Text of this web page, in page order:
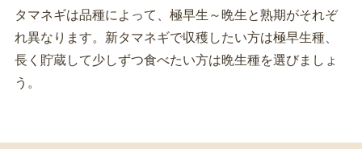
タマネギは品種によって、極早生～晩生と熟期がそれぞ
れ異なります。新タマネギで収穫したい方は極早生種、
長く貯蔵して少しずつ食べたい方は晩生種を選びましょ
う。